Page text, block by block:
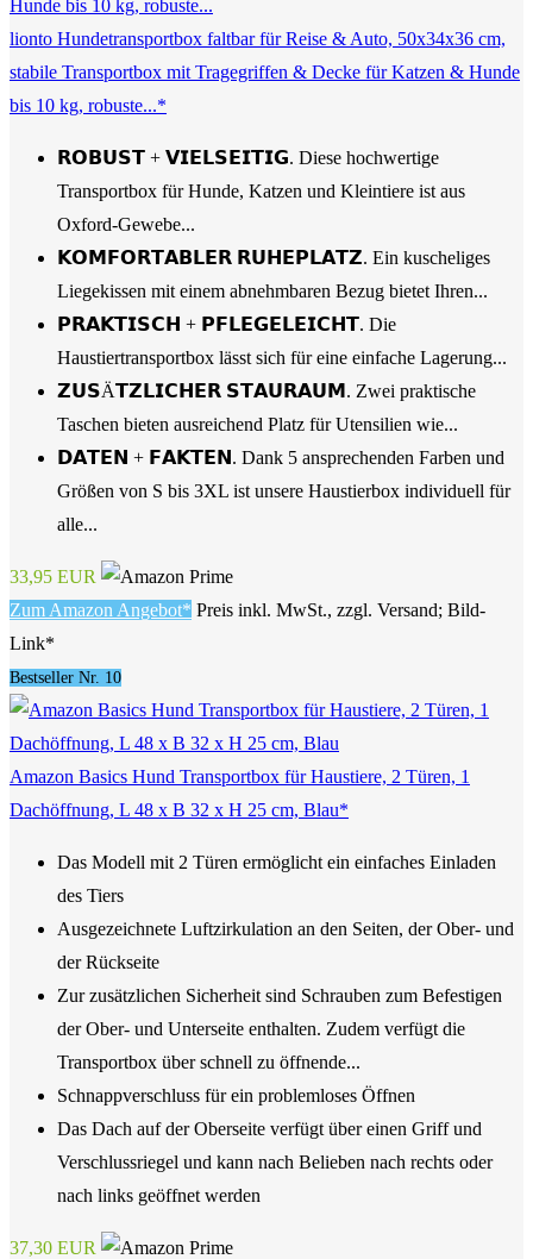
lionto Hundetransportbox faltbar für Reise & Auto, 50x34x36 cm,
stabile Transportbox mit Tragegriffen & Decke für Katzen & Hunde
bis 10 kg, robuste...*
𝗥𝗢𝗕𝗨𝗦𝗧 + 𝗩𝗜𝗘𝗟𝗦𝗘𝗜𝗧𝗜𝗚. Diese hochwertige
Transportbox für Hunde, Katzen und Kleintiere ist aus
Oxford-Gewebe...
𝗞𝗢𝗠𝗙𝗢𝗥𝗧𝗔𝗕𝗟𝗘𝗥 𝗥𝗨𝗛𝗘𝗣𝗟𝗔𝗧𝗭. Ein kuscheliges
Liegekissen mit einem abnehmbaren Bezug bietet Ihren...
𝗣𝗥𝗔𝗞𝗧𝗜𝗦𝗖𝗛 + 𝗣𝗙𝗟𝗘𝗚𝗘𝗟𝗘𝗜𝗖𝗛𝗧. Die
Haustiertransportbox lässt sich für eine einfache Lagerung...
𝗭𝗨𝗦Ä𝗧𝗭𝗟𝗜𝗖𝗛𝗘𝗥 𝗦𝗧𝗔𝗨𝗥𝗔𝗨𝗠. Zwei praktische
Taschen bieten ausreichend Platz für Utensilien wie...
𝗗𝗔𝗧𝗘𝗡 + 𝗙𝗔𝗞𝗧𝗘𝗡. Dank 5 ansprechenden Farben und
Größen von S bis 3XL ist unsere Haustierbox individuell für
alle...
33,95 EUR
Zum Amazon Angebot* Preis inkl. MwSt., zzgl. Versand; Bild-
Link*
Bestseller Nr. 10
Amazon Basics Hund Transportbox für Haustiere, 2 Türen, 1
Dachöffnung, L 48 x B 32 x H 25 cm, Blau*
Das Modell mit 2 Türen ermöglicht ein einfaches Einladen
des Tiers
Ausgezeichnete Luftzirkulation an den Seiten, der Ober- und
der Rückseite
Zur zusätzlichen Sicherheit sind Schrauben zum Befestigen
der Ober- und Unterseite enthalten. Zudem verfügt die
Transportbox über schnell zu öffnende...
Schnappverschluss für ein problemloses Öffnen
Das Dach auf der Oberseite verfügt über einen Griff und
Verschlussriegel und kann nach Belieben nach rechts oder
nach links geöffnet werden
37,30 EUR